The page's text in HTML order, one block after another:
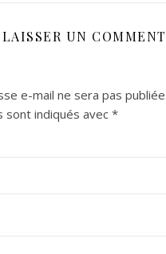
LAISSER UN
e-mail ne sera pas publiée.
sont indiqués avec *